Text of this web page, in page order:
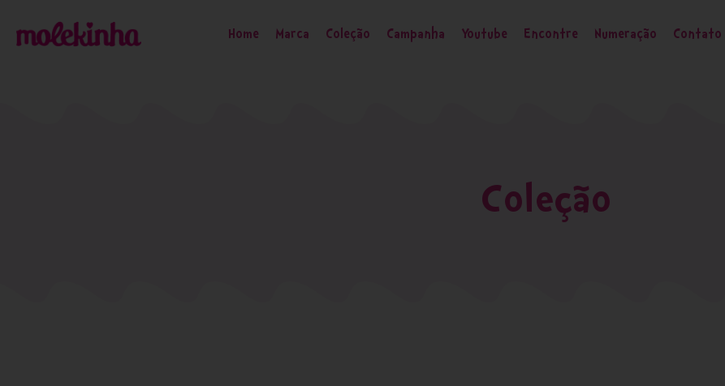
Home Marca Coleção Campanha Youtube Encontre Numeração Contato
Coleção